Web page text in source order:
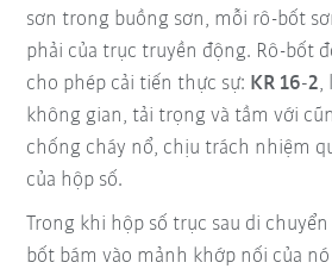
sơn trong buồng sơn, mỗi rô-bốt
phải của trục truyền động. Rô-bốt
cho phép cải tiến thực sự: KR 16-2,
không gian, tải trọng và tầm với
chống cháy nổ, chịu trách nhiệm
của hộp số.
Trong khi hộp số trục sau di
bốt bám vào mảnh khớp nối của